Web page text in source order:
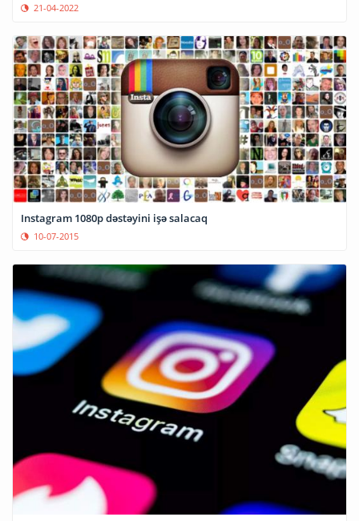
21-04-2022
Instagram 1080p dəstəyini işə salacaq
10-07-2015